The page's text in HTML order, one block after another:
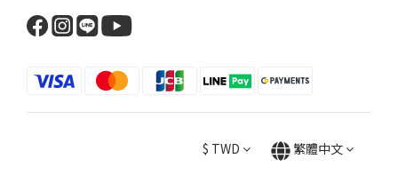
$ TWD 繁體中文